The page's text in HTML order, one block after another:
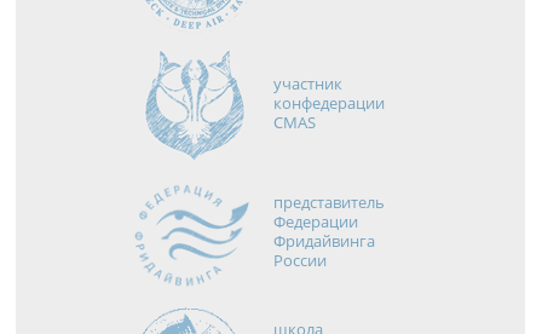
участник
конфедерации
CMAS
представитель
Федерации
Фридайвинга
России